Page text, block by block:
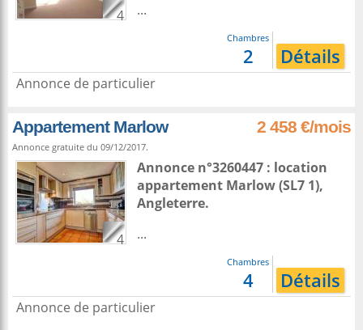
4
...
Chambres
2 Détails
Annonce de particulier
Appartement Marlow 2 458 €/mois
Annonce gratuite du 09/12/2017.
4
Annonce n°3260447 : location
appartement Marlow(SL7 1),
Angleterre.
...
Chambres
4 Détails
Annonce de particulier